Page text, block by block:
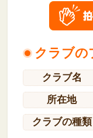
クラブの
クラブ名
所在地
クラブの種類